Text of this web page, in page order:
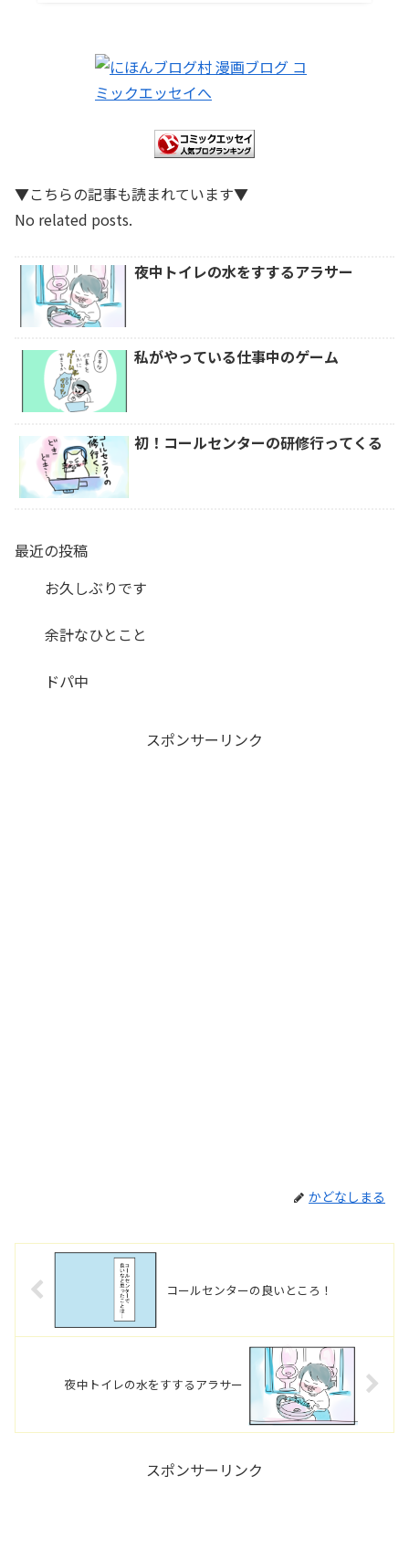
▼こちらの記事も読まれています▼
No related posts.
夜中トイレの水をすするアラサー
私がやっている仕事中のゲーム
初！コールセンターの研修行ってくる
最近の投稿
お久しぶりです
余計なひとこと
ドパ中
スポンサーリンク
かどなしまる
コールセンターの良いところ！
夜中トイレの水をすするアラサー
スポンサーリンク